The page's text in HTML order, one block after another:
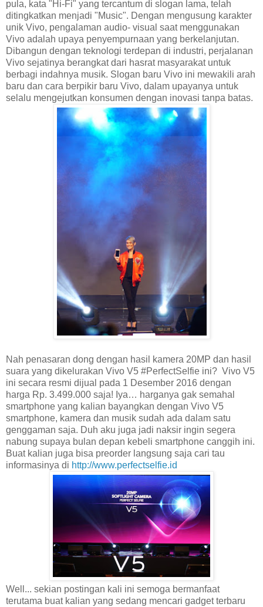
pula, kata "Hi-Fi" yang tercantum di slogan lama, telah
ditingkatkan menjadi "Music". Dengan mengusung karakter
unik Vivo, pengalaman audio- visual saat menggunakan
Vivo adalah upaya penyempurnaan yang berkelanjutan.
Dibangun dengan teknologi terdepan di industri, perjalanan
Vivo sejatinya berangkat dari hasrat masyarakat untuk
berbagi indahnya musik. Slogan baru Vivo ini mewakili arah
baru dan cara berpikir baru Vivo, dalam upayanya untuk
selalu mengejutkan konsumen dengan inovasi tanpa batas.
Nah penasaran dong dengan hasil kamera 20MP dan hasil
suara yang dikelurakan Vivo V5 #PerfectSelfie ini? Vivo V5
ini secara resmi dijual pada 1 Desember 2016 dengan
harga Rp. 3.499.000 saja! Iya… harganya gak semahal
smartphone yang kalian bayangkan dengan Vivo V5
smartphone, kamera dan musik sudah ada dalam satu
genggaman saja. Duh aku juga jadi naksir ingin segera
nabung supaya bulan depan kebeli smartphone canggih ini.
Buat kalian juga bisa preorder langsung saja cari tau
informasinya di http://www.perfectselfie.id
Well... sekian postingan kali ini semoga bermanfaat
terutama buat kalian yang sedang mencari gadget terbaru